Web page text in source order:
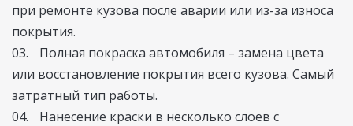
при ремонте кузова после аварии или из-за износа
покрытия.
Полная покраска автомобиля – замена цвета
или восстановление покрытия всего кузова. Самый
затратный тип работы.
Нанесение краски в несколько слоев с